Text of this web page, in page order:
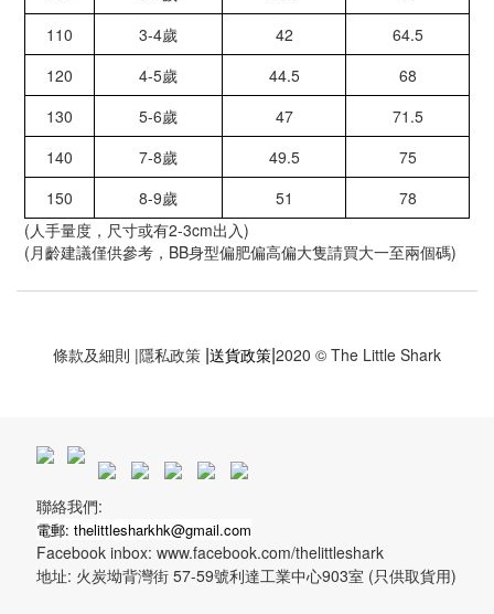
110
3-4歲 42
64.5
120
4-5歲 44.5
68
130
5-6歲 47
71.5
140
7-8歲 49.5
75
150
8-9歲 51
78
(人手量度，尺寸或有2-3cm出入)
(月齡建議僅供參考，BB身型偏肥偏高偏大隻請買大一至兩個碼)
條款及細則 |隱私政策 |送貨政策|2020 © The Little Shark
聯絡我們:
電郵: thelittlesharkhk@gmail.com
Facebook inbox: www.facebook.com/thelittleshark
地址: 火炭坳背灣街 57-59號利達工業中心903室 (只供取貨用)